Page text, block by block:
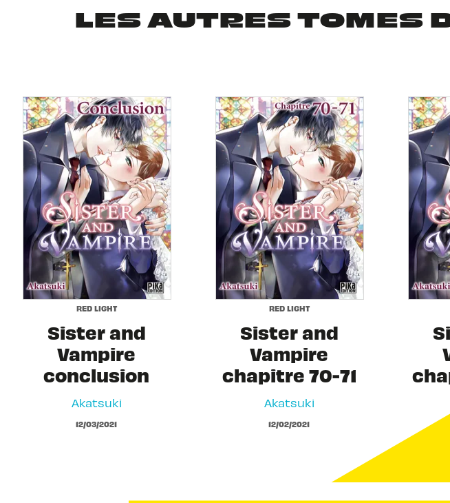
LES AUTRES TOMES
RED LIGHT
Sister and
Vampire
conclusion
Akatsuki
12/03/2021
RED LIGHT
Sister and
Vampire
chapitre 70-71
Akatsuki
12/02/2021